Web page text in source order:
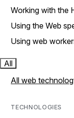
Working with the
Using the Web
Using web
All
All web
TECHNOLOGIES